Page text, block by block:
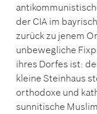
der CIA im
zurück zu jenem
unbewegliche
ihres Dorfes ist:
kleine Steinhaus
orthodoxe und
sunnitische